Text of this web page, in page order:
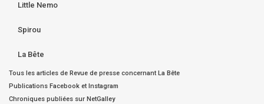
Little Nemo
Spirou
La Bête
Tous les articles de Revue de presse concernant La Bête
Publications Facebook et Instagram
Chroniques publiées sur NetGalley